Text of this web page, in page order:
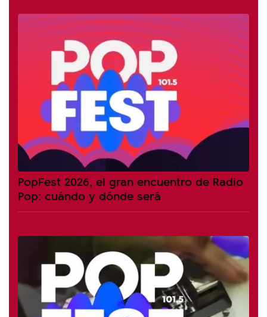
PopFest 2026, el gran encuentro de Radio
Pop: cuándo y dónde será